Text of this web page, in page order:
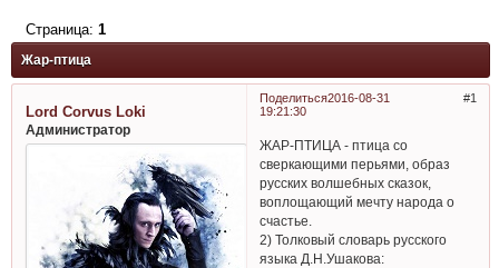
Жар-птица
Страница: 1
Поделиться 1
2016-08-31
19:21:30
Lord Corvus Loki
Администратор
ЖАР-ПТИЦА - птица со
сверкающими перьями, образ
русских волшебных сказок,
воплощающий мечту народа о
счастье.
2) Толковый словарь русского
языка Д.Н.Ушакова: